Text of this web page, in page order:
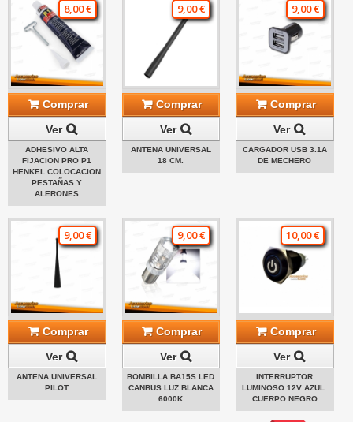
8,00 €
Comprar
Ver
ADHESIVO ALTA
FIJACION PRO P1
HENKEL COLOCACION
PESTAÑAS Y
ALERONES
9,00 €
Comprar
Ver
ANTENA UNIVERSAL
18 CM.
9,00 €
Comprar
Ver
CARGADOR USB 3.1A
DE MECHERO
9,00 €
Comprar
Ver
ANTENA UNIVERSAL
PILOT
9,00 €
Comprar
Ver
BOMBILLA BA15S LED
CANBUS LUZ BLANCA
6000K
10,00 €
Comprar
Ver
INTERRUPTOR
LUMINOSO 12V AZUL.
CUERPO NEGRO